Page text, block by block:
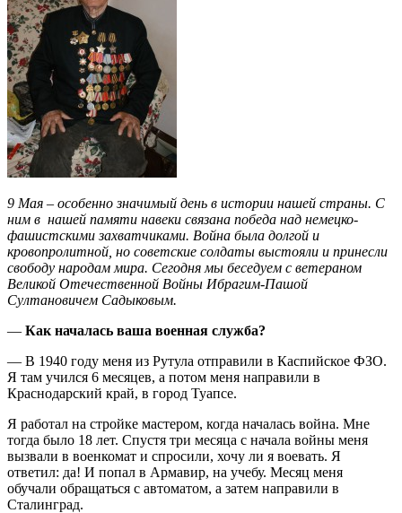
9 Мая – особенно значимый день в истории нашей страны. С
ним в нашей памяти навеки связана победа над немецко-
фашистскими захватчиками. Война была долгой и
кровопролитной, но советские солдаты выстояли и принесли
свободу народам мира. Сегодня мы беседуем с ветераном
Великой Отечественной Войны Ибрагим-Пашой
Султановичем Садыковым.
— Как началась ваша военная служба?
— В 1940 году меня из Рутула отправили в Каспийское ФЗО.
Я там учился 6 месяцев, а потом меня направили в
Краснодарский край, в город Туапсе.
Я работал на стройке мастером, когда началась война. Мне
тогда было 18 лет. Спустя три месяца с начала войны меня
вызвали в военкомат и спросили, хочу ли я воевать. Я
ответил: да! И попал в Армавир, на учебу. Месяц меня
обучали обращаться с автоматом, а затем направили в
Сталинград.